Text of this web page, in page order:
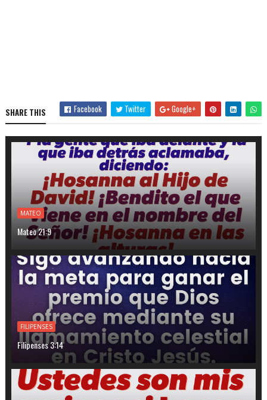
SHARE THIS Facebook Twitter Google+
MATEO
Mateo 21:9
FILIPENSES
Filipenses 3:14